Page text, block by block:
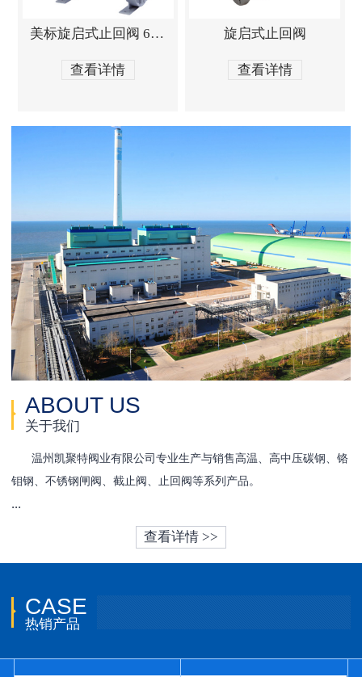
美标旋启式止回阀 600Lb
查看详情
旋启式止回阀
查看详情
ABOUT US
关于我们
温州凯聚特阀业有限公司专业生产与销售高温、高中压碳钢、铬
钼钢、不锈钢闸阀、截止阀、止回阀等系列产品。
...
查看详情 >>
CASE
热销产品